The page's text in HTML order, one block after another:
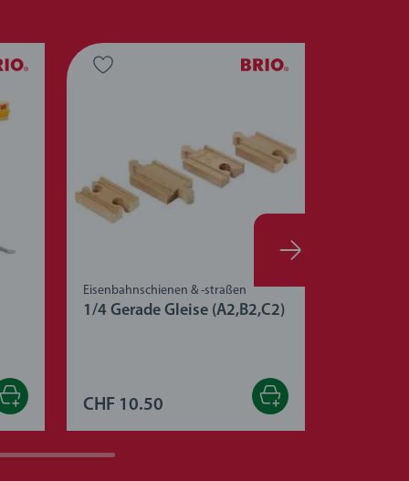
5.0 von 5 Sternen.
1/4 Gerade Gleise (A2,B2,C2)
Eisenbahnschienen & -straßen
CHF 10.50